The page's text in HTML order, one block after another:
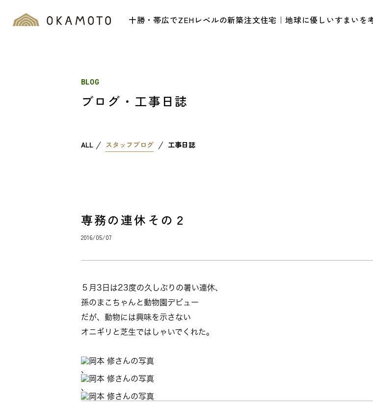
十勝・帯広でZEHレベルの新築注文住宅｜地球に優しいすまいを
BLOG
ブログ・工事日誌
ALL スタッフブログ 工事日誌
専務の連休その２
2016/05/07
５月3日は23度の久しぶりの暑い連休、
孫のまこちゃんと動物園デビュー
だが、動物には興味を示さない
オニギリと芝生ではしゃいでくれた。
、
、